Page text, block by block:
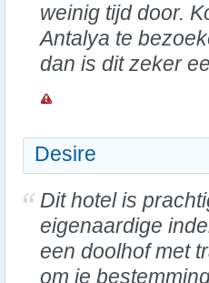
weinig tijd door.
Antalya te
dan is dit zeker
Desire
Dit hotel is
eigenaardige
een doolhof met
om je